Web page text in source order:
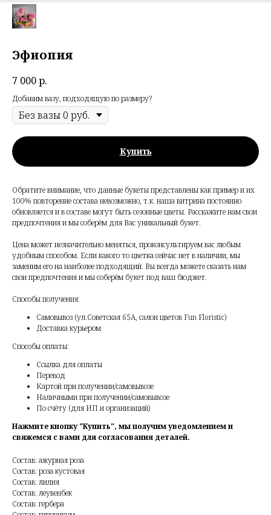
Эфиопия
7 000р.
Добавим вазу, подходящую по размеру?
Купить
Обратите внимание, что данные букеты представлены как пример и их
100% повторение состава невозможно, т.к. наша витрина постоянно
обновляется и в составе могут быть сезонные цветы. Расскажите нам свои
предпочтения и мы соберём для Вас уникальный букет.
Цена может незначительно меняться, проконсультируем вас любым
удобным способом. Если какого то цветка сейчас нет в наличии, мы
заменим его на наиболее подходящий. Вы всегда можете сказать нам
свои предпочтения и мы соберём букет под ваш бюджет.
Способы получения:
Самовывоз (ул.Советская 65А, салон цветов Fun Floristic)
Доставка курьером
Способы оплаты:
Ссылка для оплаты
Перевод
Картой при получении/самовывозе
Наличными при получении/самовывозе
По счёту (для ИП и организаций)
Нажмите кнопку "Купить", мы получим уведомлением и
свяжемся с вами для согласования деталей.
Состав: ажурная роза
Состав: роза кустовая
Состав: лилия
Состав: леувенбек
Состав: гербера